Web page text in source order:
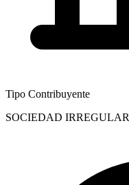
Tipo Contribuyente
SOCIEDAD IRREGULAR